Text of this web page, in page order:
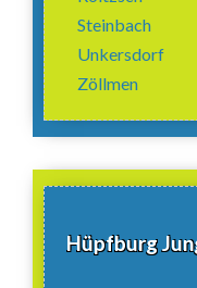
Steinbach
Unkersdorf
Zöllmen
Hüpfburg